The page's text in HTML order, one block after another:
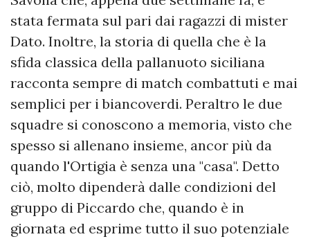
stata fermata sul pari dai ragazzi di mister
Dato. Inoltre, la storia di quella che è la
sfida classica della pallanuoto siciliana
racconta sempre di match combattuti e mai
semplici per i biancoverdi. Peraltro le due
squadre si conoscono a memoria, visto che
spesso si allenano insieme, ancor più da
quando l'Ortigia è senza una "casa". Detto
ciò, molto dipenderà dalle condizioni del
gruppo di Piccardo che, quando è in
giornata ed esprime tutto il suo potenziale